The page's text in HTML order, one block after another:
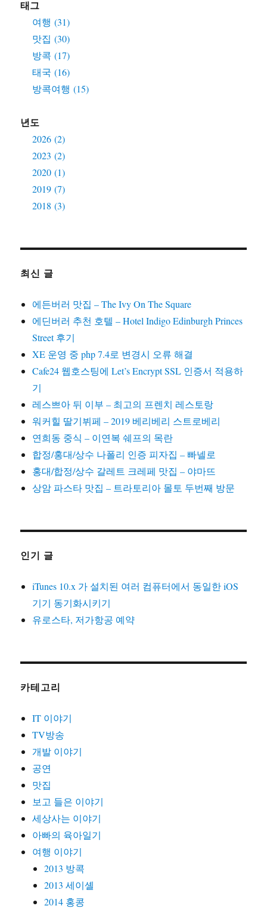
태그
여행 (31)
맛집 (30)
방콕 (17)
태국 (16)
방콕여행 (15)
년도
2026 (2)
2023 (2)
2020 (1)
2019 (7)
2018 (3)
최신 글
에든버러 맛집 – The Ivy On The Square
에딘버러 추천 호텔 – Hotel Indigo Edinburgh Princes
Street 후기
XE 운영 중 php 7.4로 변경시 오류 해결
Cafe24 웹호스팅에 Let’s Encrypt SSL 인증서 적용하
기
레스쁘아 뒤 이부 – 최고의 프렌치 레스토랑
워커힐 딸기뷔페 – 2019 베리베리 스트로베리
연희동 중식 – 이연복 쉐프의 목란
합정/홍대/상수 나폴리 인증 피자집 – 빠넬로
홍대/합정/상수 갈레트 크레페 맛집 – 야마뜨
상암 파스타 맛집 – 트라토리아 몰토 두번째 방문
인기 글
iTunes 10.x 가 설치된 여러 컴퓨터에서 동일한 iOS
기기 동기화시키기
유로스타, 저가항공 예약
카테고리
IT 이야기
TV방송
개발 이야기
공연
맛집
보고 들은 이야기
세상사는 이야기
아빠의 육아일기
여행 이야기
2013 방콕
2013 세이셸
2014 홍콩